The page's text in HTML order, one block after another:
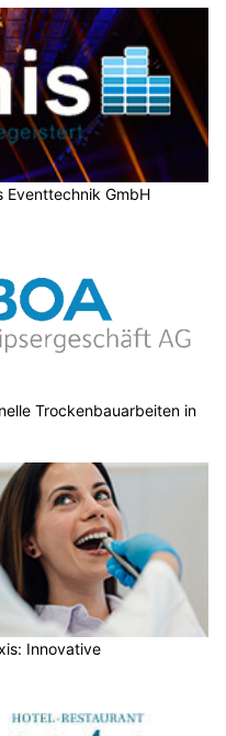
Eventtechnik GmbH
Trockenbauarbeiten in
Innovative